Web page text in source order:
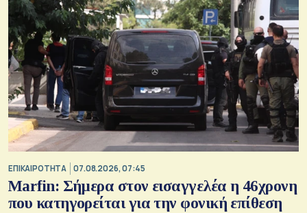
ΕΠΙΚΑΙΡΟΤΗΤΑ 07.08.2026, 07:45
Marfin: Σήμερα στον εισαγγελέα η 46χρονη
που κατηγορείται για την φονική επίθεση